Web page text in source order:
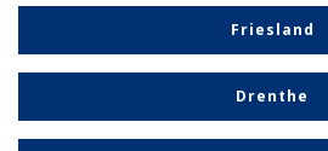
Friesland
Drenthe